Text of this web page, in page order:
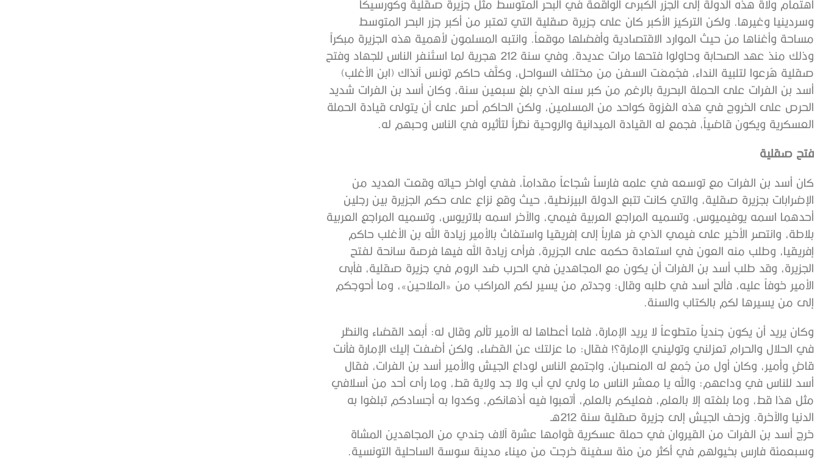
اهتمام ولاة هذه الدولة إلى الجزر الكبرى الواقعة في البحر المتوسط مثل جزيرة صقلية وكورسيكا
وسردينيا وغيرها. ولكن التركيز الأكبر كان على جزيرة صقلية التي تعتبر من أكبر جزر البحر المتوسط
مساحة وأغناها من حيث الموارد الاقتصادية وأفضلها موقعاً. وانتبه المسلمون لأهمية هذه الجزيرة مبكراً
وذلك منذ عهد الصحابة وحاولوا فتحها مرات عديدة. وفي سنة 212 هجرية لما استُنفر الناس للجهاد وفتح
صقلية هُرعوا لتلبية النداء، فجُمعَت السفن من مختلف السواحل، وكلَّف حاكم تونس آنذاك (ابن الأغلب)
أسد بن الفرات على الحملة البحرية بالرغم من كبر سنه الذي بلغ سبعين سنة، وكان أسد بن الفرات شديد
الحرص على الخروج في هذه الغزوة كواحد من المسلمين، ولكن الحاكم أصر على أن يتولى قيادة الحملة
العسكرية ويكون قاضياً، فجمع له القيادة الميدانية والروحية نظراً لتأثيره في الناس وحبهم له.
فتح صقلية
كان أسد بن الفرات مع توسعه في علمه فارساً شجاعاً مقداماً، ففي أواخر حياته وقعت العديد من
الإضرابات بجزيرة صقلية، والتي كانت تتبع الدولة البيزنطية، حيث وقع نزاع على حكم الجزيرة بين رجلين
أحدهما اسمه يوفيميوس، وتسميه المراجع العربية فيمي، والآخر اسمه بلاتريوس، وتسميه المراجع العربية
بلاطة، وانتصر الأخير على فيمي الذي فر هارباً إلى إفريقيا واستغاث بالأمير زيادة الله بن الأغلب حاكم
إفريقيا، وطلب منه العون في استعادة حكمه على الجزيرة، فرأى زيادة الله فيها فرصة سانحة لفتح
الجزيرة، وقد طلب أسد بن الفرات أن يكون مع المجاهدين في الحرب ضد الروم في جزيرة صقلية، فأبى
الأمير خوفاً عليه، فألح أسد في طلبه وقال: وجدتم من يسير لكم المراكب من «الملاحين»، وما أحوجكم
إلى من يسيرها لكم بالكتاب والسنة.
وكان يريد أن يكون جندياً متطوعاً لا يريد الإمارة، فلما أعطاها له الأمير تألم وقال له: أَبعد القضاء والنظر
في الحلال والحرام تعزلني وتوليني الإمارة؟! فقال: ما عزلتك عن القضاء، ولكن أضفت إليك الإمارة فأنت
قاضٍ وأمير، وكان أول من جُمع له المنصبان، واجتمع الناس لوداع الجيش والأمير أسد بن الفرات، فقال
أسد للناس في وداعهم: والله يا معشر الناس ما ولي لي أب ولا جد ولاية قط، وما رأى أحد من أسلافي
مثل هذا قط، وما بلغته إلا بالعلم، فعليكم بالعلم، أتعبوا فيه أذهانكم، وكدوا به أجسادكم تبلغوا به
الدنيا والآخرة. وزحف الجيش إلى جزيرة صقلية سنة 212هـ
خرج أسد بن الفرات من القيروان في حملة عسكرية قَوامها عشرة آلاف جندي من المجاهدين المشاة
وسبعمئة فارس بخيولهم في أكثر من مئة سفينة خرجت من ميناء مدينة سوسة الساحلية التونسية.